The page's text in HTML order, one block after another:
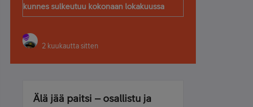
kunnes sulkeutuu kokonaan lokakuussa
2 kuukautta sitten
Älä jää paitsi – osallistu ja